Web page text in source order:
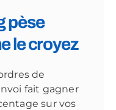
pèse
le croyez
de
fait gagner
sur vos